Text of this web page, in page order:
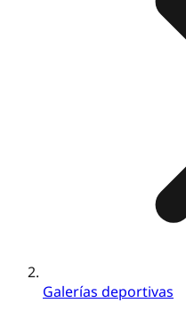
Galerías deportivas